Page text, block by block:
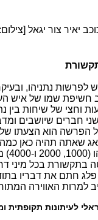
יאיר צור יגאל
שמו של איש
וחצי של שיחות בין
חברים שיושבים
הוא הצעתו של
אדאג שאתה תהיה כאן
פלג סיכם
בתקשורת בכל מיני
חתם את דבריו
למרות האווירה
לעיתונות תקופתית